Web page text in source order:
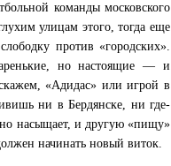
команды московского
улицам этого, тогда еще
против «городских».
но настоящие — и
«Адидас» или игрой в
ни в Бердянске, ни где-
насыщает, и другую «пищу»
начинать новый виток.